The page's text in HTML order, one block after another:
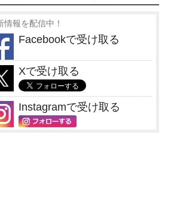
情報を配信中！
Facebookで受け取る
Xで受け取る
Instagramで受け取る